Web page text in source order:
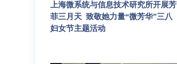
上海微系统与信息技术研究所开展芳
菲三月天 致敬她力量“微芳华”三八
妇女节主题活动